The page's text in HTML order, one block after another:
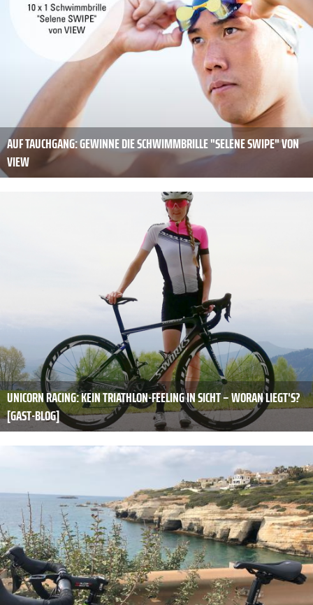
AUF TAUCHGANG: GEWINNE DIE SCHWIMMBRILLE "SELENE SWIPE" VON
VIEW
UNICORN RACING: KEIN TRIATHLON-FEELING IN SICHT – WORAN LIEGT'S?
[GAST-BLOG]